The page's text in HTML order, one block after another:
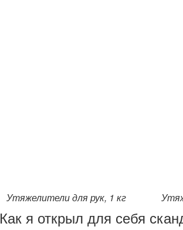
Утяжелители для рук, 1 кг
Как я открыл для себя